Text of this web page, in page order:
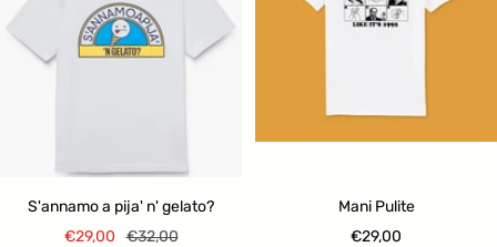
S'annamo a pija' n' gelato?
Prezzo
€29,00 Prezzo
€32,00
Mani Pulite
Prezzo
€29,00